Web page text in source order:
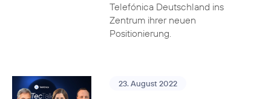
Telefónica Deutschland ins
Zentrum ihrer neuen
Positionierung.
23. August 2022